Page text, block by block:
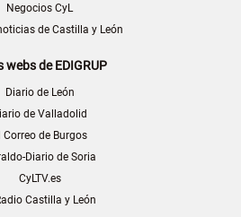
Negocios CyL
de Castilla y León
webs de EDIGRUP
Diario de León
de Valladolid
Correo de Burgos
Diario de Soria
CyLTV.es
Castilla y León